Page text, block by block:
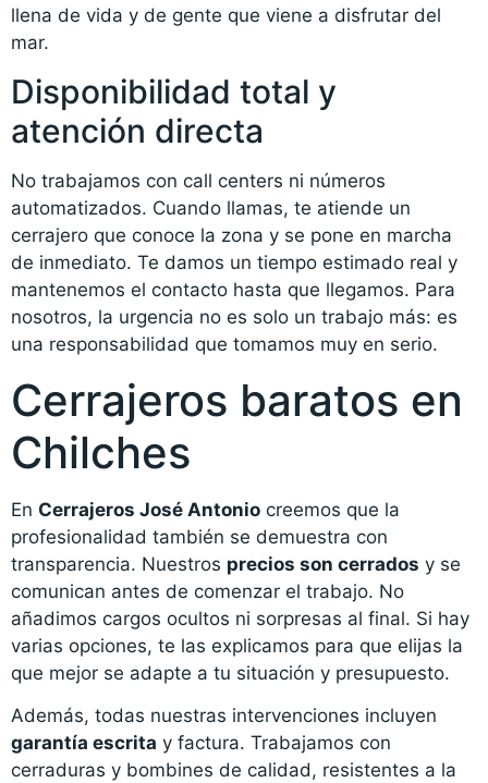
llena de vida y de gente que viene a disfrutar del
mar.
Disponibilidad total y
atención directa
No trabajamos con call centers ni números
automatizados. Cuando llamas, te atiende un
cerrajero que conoce la zona y se pone en marcha
de inmediato. Te damos un tiempo estimado real y
mantenemos el contacto hasta que llegamos. Para
nosotros, la urgencia no es solo un trabajo más: es
una responsabilidad que tomamos muy en serio.
Cerrajeros baratos en
Chilches
En Cerrajeros José Antonio creemos que la
profesionalidad también se demuestra con
transparencia. Nuestros precios son cerrados y se
comunican antes de comenzar el trabajo. No
añadimos cargos ocultos ni sorpresas al final. Si hay
varias opciones, te las explicamos para que elijas la
que mejor se adapte a tu situación y presupuesto.
Además, todas nuestras intervenciones incluyen
garantía escrita y factura. Trabajamos con
cerraduras y bombines de calidad, resistentes a la